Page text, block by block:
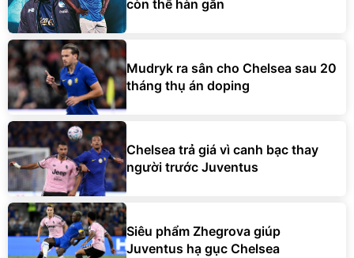
còn thể hàn gắn
Mudryk ra sân cho Chelsea sau 20
tháng thụ án doping
Chelsea trả giá vì canh bạc thay
người trước Juventus
Siêu phẩm Zhegrova giúp
Juventus hạ gục Chelsea